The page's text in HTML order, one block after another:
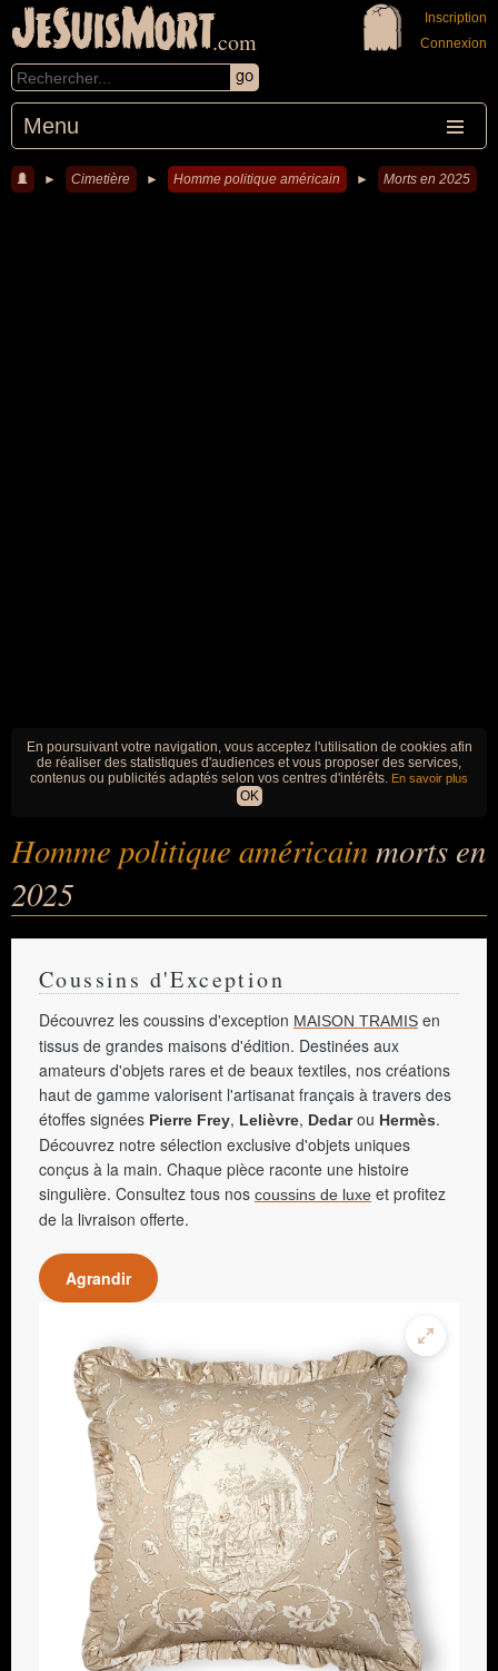
JeSuisMort.com
Menu
Inscription
Connexion
► Cimetière ► Homme politique américain ► Morts en 2025
En poursuivant votre navigation, vous acceptez l'utilisation de cookies afin
de réaliser des statistiques d'audiences et vous proposer des services,
contenus ou publicités adaptés selon vos centres d'intérêts. En savoir plus
OK
Homme politique américainmorts en
2025
Coussins d'Exception
Découvrez les coussins d'exception MAISON TRAMIS en
tissus de grandes maisons d'édition. Destinées aux
amateurs d'objets rares et de beaux textiles, nos créations
haut de gamme valorisent l'artisanat français à travers des
étoffes signées Pierre Frey, Lelièvre, Dedarou Hermès.
Découvrez notre sélection exclusive d'objets uniques
conçus à la main. Chaque pièce raconte une histoire
singulière. Consultez tous nos coussins de luxe et profitez
de la livraison offerte.
Agrandir